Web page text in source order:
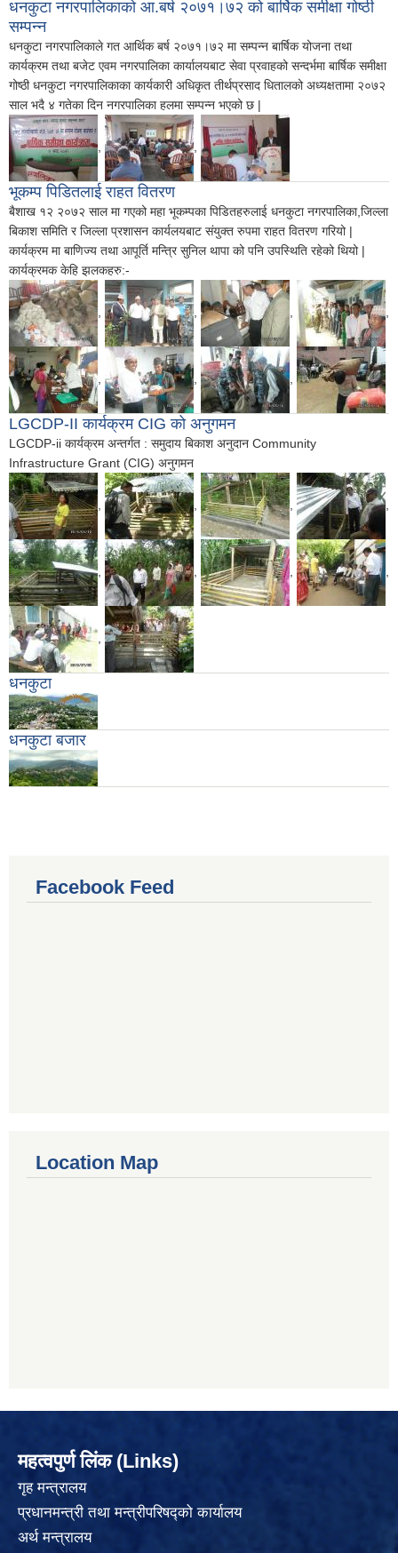
धनकुटा नगरपालिकाको आ.बर्ष २०७१।७२ को बार्षिक समीक्षा गोष्ठी
सम्पन्न
धनकुटा नगरपालिकाले गत आर्थिक बर्ष २०७१।७२ मा सम्पन्न बार्षिक योजना तथा
कार्यक्रम तथा बजेट एवम नगरपालिका कार्यालयबाट सेवा प्रवाहको सन्दर्भमा बार्षिक समीक्षा
गोष्ठी धनकुटा नगरपालिकाका कार्यकारी अधिकृत तीर्थप्रसाद धितालको अध्यक्षतामा २०७२
साल भदै ४ गतेका दिन नगरपालिका हलमा सम्पन्न भएको छ |
, ,
भूकम्प पिडितलाई राहत वितरण
बैशाख १२ २०७२ साल मा गएको महा भूकम्पका पिडितहरुलाई धनकुटा नगरपालिका,जिल्ला
बिकाश समिति र जिल्ला प्रशासन कार्यलयबाट संयुक्त रुपमा राहत वितरण गरियो |
कार्यक्रम मा बाणिज्य तथा आपूर्ति मन्त्रि सुनिल थापा को पनि उपस्थिति रहेको थियो |
कार्यक्रमक केहि झलकहरु:-
, , , ,
, , ,
LGCDP-II कार्यक्रम CIG को अनुगमन
LGCDP-ii कार्यक्रम अन्तर्गत : समुदाय बिकाश अनुदान Community
Infrastructure Grant (CIG) अनुगमन
, , , ,
, , , ,
,
धनकुटा
धनकुटा बजार
Facebook Feed
Location Map
महत्वपुर्ण लिंक (Links)
गृह मन्त्रालय
प्रधानमन्त्री तथा मन्त्रीपरिषद्को कार्यालय
अर्थ मन्त्रालय